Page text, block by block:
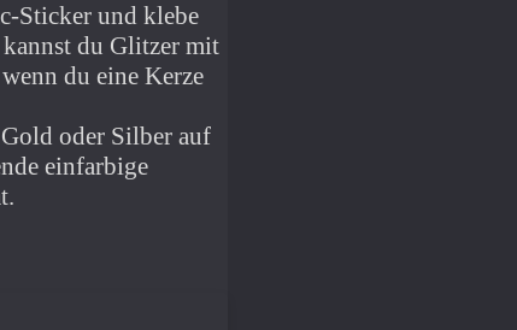
Sticker und klebe
du Glitzer mit
du eine Kerze
oder Silber auf
einfarbige